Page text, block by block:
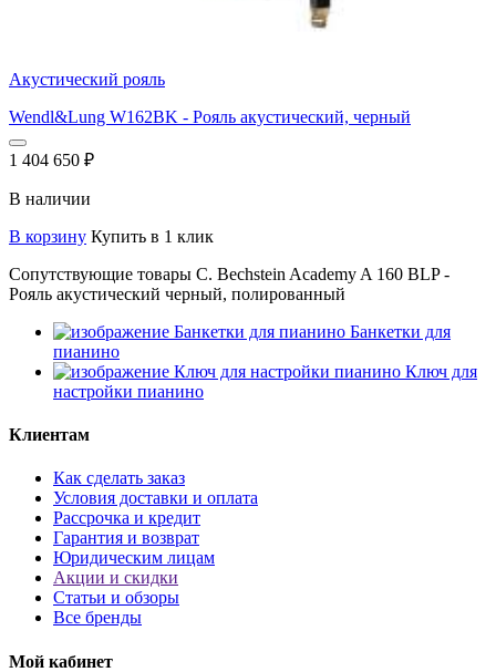
Акустический рояль
Wendl&Lung W162BK - Рояль акустический, черный
1 404 650 ₽
В наличии
В корзину Купить в 1 клик
Сопутствующие товары C. Bechstein Academy A 160 BLP -
Рояль акустический черный, полированный
Банкетки для
пианино
Ключ для
настройки пианино
Клиентам
Как сделать заказ
Условия доставки и оплата
Рассрочка и кредит
Гарантия и возврат
Юридическим лицам
Акции и скидки
Статьи и обзоры
Все бренды
Мой кабинет